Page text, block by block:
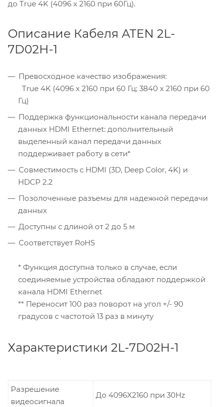
до True 4K (4096 х 2160 при 60Гц).
Описание Кабеля ATEN 2L-
7D02H-1
Превосходное качество изображения:
True 4K (4096 x 2160 при 60 Гц; 3840 x 2160 при 60
Гц)
Поддержка функциональности канала передачи
данных HDMI Ethernet: дополнительный
выделенный канал передачи данных
поддерживает работу в сети*
Совместимость с HDMI (3D, Deep Color, 4K) и
HDCP 2.2
Позолоченные разъемы для надежной передачи
данных
Доступны с длиной от 2 до 5 м
Соответствует RoHS
* Функция доступна только в случае, если
соединяемые устройства обладают поддержкой
канала HDMI Ethernet
** Переносит 100 раз поворот на угол +/- 90
градусов с частотой 13 раз в минуту
Характеристики 2L-7D02H-1
Разрешение
видеосигнала
До 4096X2160 при 30Hz